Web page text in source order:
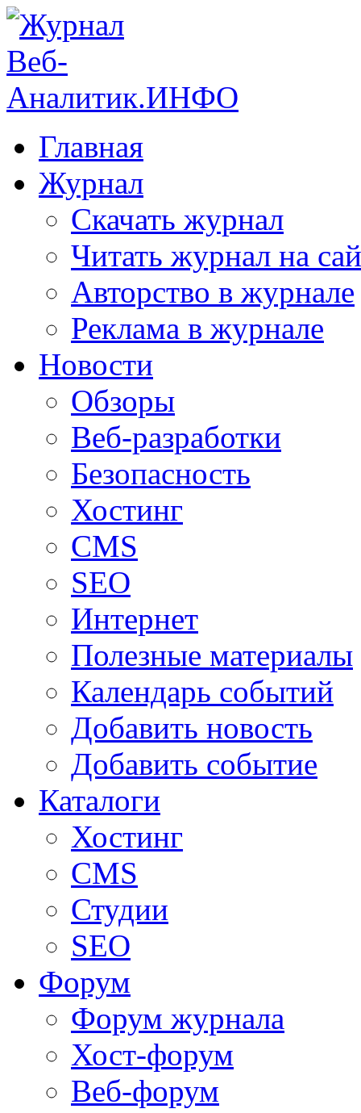
Главная
Журнал
Скачать журнал
Читать журнал на
Авторство в журнале
Реклама в журнале
Новости
Обзоры
Веб-разработки
Безопасность
Хостинг
CMS
SEO
Интернет
Полезные материалы
Календарь событий
Добавить новость
Добавить событие
Каталоги
Хостинг
CMS
Студии
SEO
Форум
Форум журнала
Хост-форум
Веб-форум